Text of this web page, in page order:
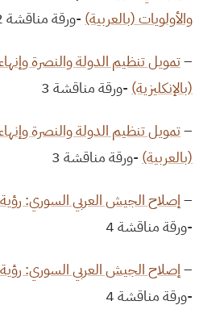
والأولويات (بالعربية) -ورقة مناقشة 2.
–تمويل تنظيم الدولة والنصرة
(بالإنكليزية) -ورقة مناقشة 3
–تمويل تنظيم الدولة والنصرة
(بالعربية) -ورقة مناقشة 3
–إصلاح الجيش العربي السوري: رؤية
-ورقة مناقشة 4
–إصلاح الجيش العربي السوري:
-ورقة مناقشة 4